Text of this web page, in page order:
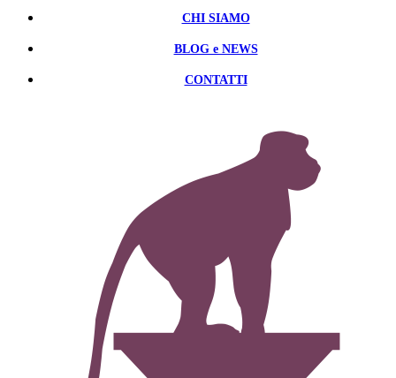
CHI SIAMO
BLOG e NEWS
CONTATTI